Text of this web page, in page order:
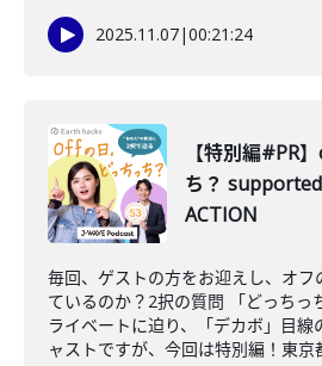
2025.11.07|00:21:24
【特別編#PR
ち？
ACTION
毎回、ゲストの方をお迎えし、オフ
ているのか？2択の質問 「どっちっ
ライベートに迫り、「デカボ」目線
ャストですが、今回は特別編！東京